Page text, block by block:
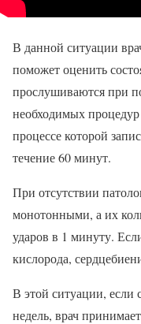
В данной ситуации
поможет оценить
прослушиваются при
необходимых
процессе которой
течение 60 минут.
При отсутствии
монотонными, а их
ударов в 1 минуту.
кислорода,
В этой ситуации, если
недель, врач